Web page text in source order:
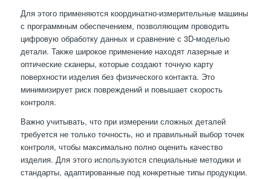
Для этого применяются координатно-измерительные машины
с программным обеспечением, позволяющим проводить
цифровую обработку данных и сравнение с 3D-моделью
детали. Также широкое применение находят лазерные и
оптические сканеры, которые создают точную карту
поверхности изделия без физического контакта. Это
минимизирует риск повреждений и повышает скорость
контроля.
Важно учитывать, что при измерении сложных деталей
требуется не только точность, но и правильный выбор точек
контроля, чтобы максимально полно оценить качество
изделия. Для этого используются специальные методики и
стандарты, адаптированные под конкретные типы продукции.